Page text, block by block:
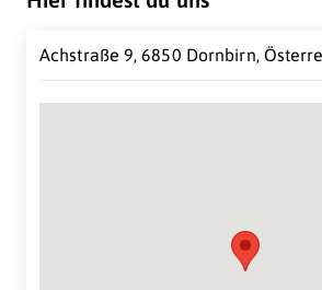
Achstraße 9, 6850 Dornbirn,